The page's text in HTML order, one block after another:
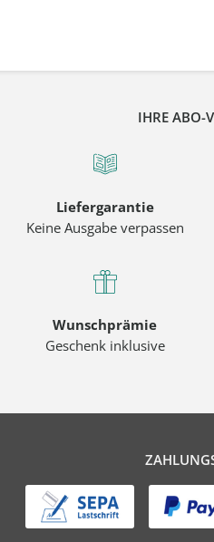
IHRE ABO-
Liefergarantie
Keine Ausgabe verpassen
Wunschprämie
Geschenk inklusive